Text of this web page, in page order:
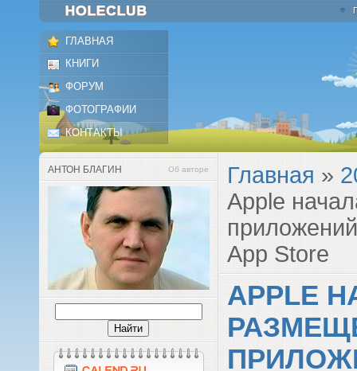
ГЛАВНАЯ
КНИГИ
ФОРУМ
ФОТОГРАФИИ
КОНТАКТЫ
АНТОН БЛАГИН Об авторе Главная »
Apple
App Store
APPLE